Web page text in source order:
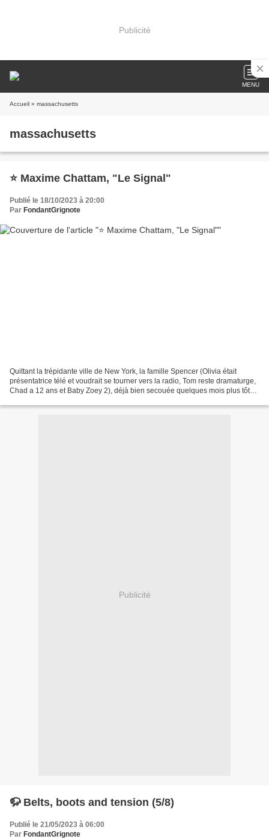
Publicité
MENU
Accueil » massachusetts
massachusetts
⭐ Maxime Chattam, "Le Signal"
Publié le 18/10/2023 à 20:00
Par FondantGrignote
Quittant la trépidante ville de New York, la famille Spencer (Olivia était
présentatrice télé et voudrait se tourner vers la radio, Tom reste dramaturge,
Chad a 12 ans et Baby Zoey 2), déjà bien secouée quelques mois plus tôt
Publicité
🦬 Belts, boots and tension (5/8)
Publié le 21/05/2023 à 06:00
Par FondantGrignote